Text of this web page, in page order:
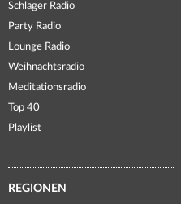
Schlager Radio
Party Radio
Lounge Radio
Weihnachtsradio
Meditationsradio
Top 40
Playlist
REGIONEN